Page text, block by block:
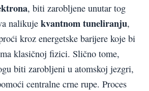
, biti zarobljene unutar tog
nalikuje kvantnom tuneliranju,
kroz energetske barijere koje bi
klasičnoj fizici. Slično tome,
biti zarobljeni u atomskoj jezgri,
centralne crne rupe. Proces